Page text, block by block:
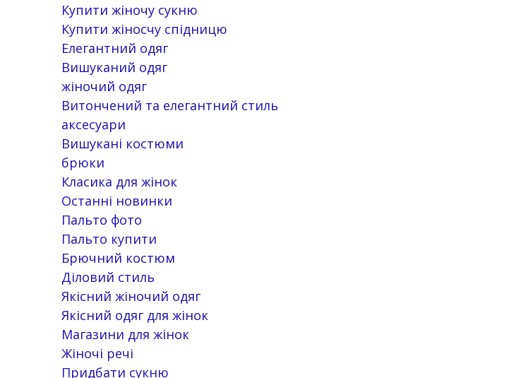
Купити жіночу сукню
Купити жіносчу спідницю
Елегантний одяг
Вишуканий одяг
жіночий одяг
Витончений та елегантний стиль
аксесуари
Вишукані костюми
брюки
Класика для жінок
Останні новинки
Пальто фото
Пальто купити
Брючний костюм
Діловий стиль
Якісний жіночий одяг
Якісний одяг для жінок
Магазини для жінок
Жіночі речі
Придбати сукню